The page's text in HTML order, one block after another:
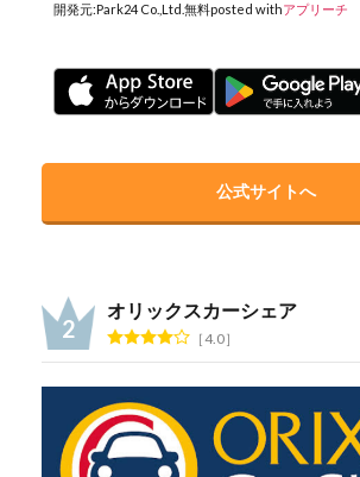
開発元:Park24 Co.,Ltd. 無料posted withアプリーチ
公式サイトへ
オリックスカーシェア
4.0